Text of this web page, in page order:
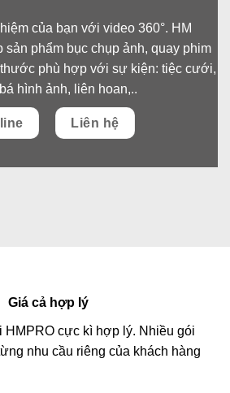
của bạn với video 360°. HM
sản phẩm bục chụp ảnh, quay phim
phù hợp với sự kiện: tiệc cưới,
hình ảnh, liên hoan,..
Liên hệ
Giá cả hợp lý
HMPRO cực kì hợp lý. Nhiều gói
nhu cầu riêng của khách hàng